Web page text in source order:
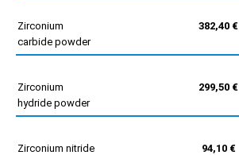
Zirconium
carbide powder
382,40 €
Zirconium
hydride powder
299,50 €
Zirconium nitride
94,10 €